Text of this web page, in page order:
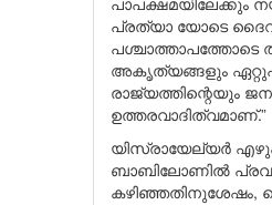
പ്രത്യാ യോടെ
പശ്ചാത്താപത്തോടെ
അകൃത്യങ്ങളും
രാജ്യത്തിന്റെയും
ഉത്തരവാദിത്വമാണ്.”
യിസ്രായേല്യർ
ബാബിലോണിൽ
കഴിഞ്ഞതിനുശേഷം,